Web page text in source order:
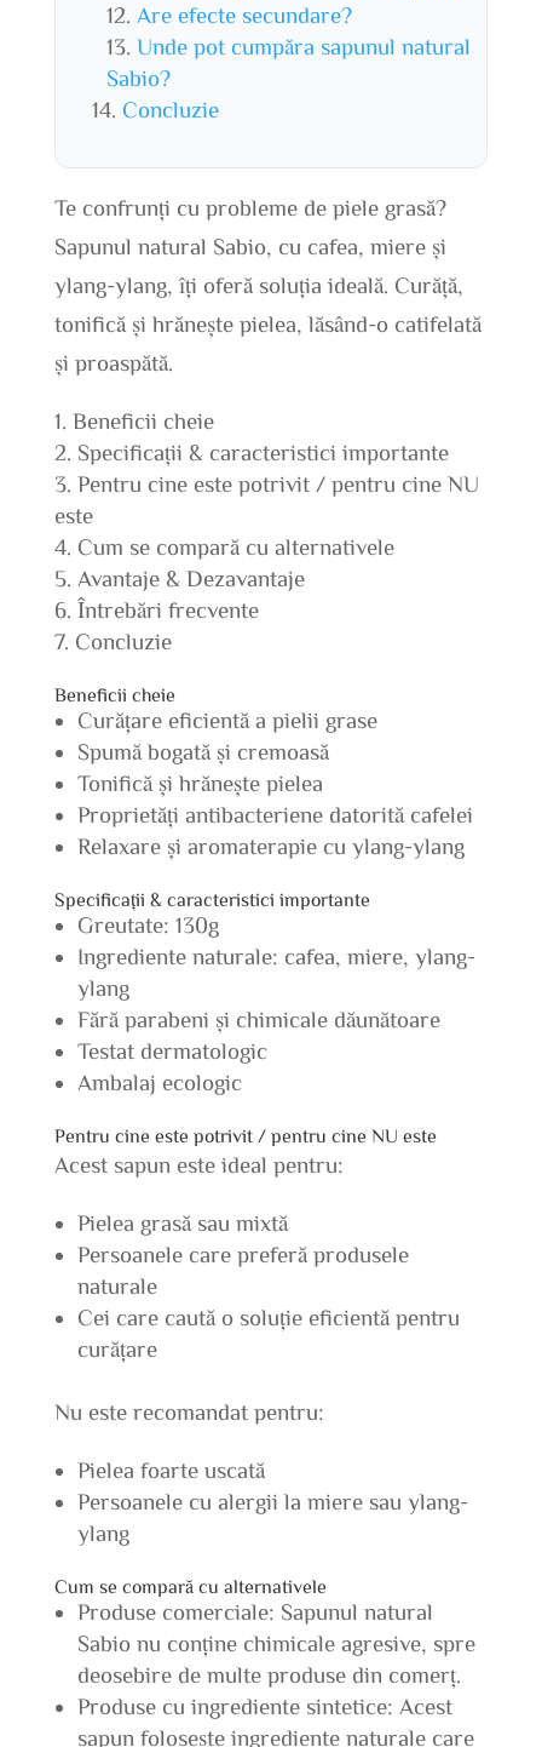
Are efecte secundare?
Unde pot cumpăra sapunul natural
Sabio?
Concluzie
Te confrunți cu probleme de piele grasă?
Sapunul natural Sabio, cu cafea, miere și
ylang-ylang, îți oferă soluția ideală. Curăță,
tonifică și hrănește pielea, lăsând-o catifelată
și proaspătă.
Beneficii cheie
Specificații & caracteristici importante
Pentru cine este potrivit / pentru cine NU
este
Cum se compară cu alternativele
Avantaje & Dezavantaje
Întrebări frecvente
Concluzie
Beneficii cheie
Curățare eficientă a pielii grase
Spumă bogată și cremoasă
Tonifică și hrănește pielea
Proprietăți antibacteriene datorită cafelei
Relaxare și aromaterapie cu ylang-ylang
Specificații & caracteristici importante
Greutate: 130g
Ingrediente naturale: cafea, miere, ylang-
ylang
Fără parabeni și chimicale dăunătoare
Testat dermatologic
Ambalaj ecologic
Pentru cine este potrivit / pentru cine NU este
Acest sapun este ideal pentru:
Pielea grasă sau mixtă
Persoanele care preferă produsele
naturale
Cei care caută o soluție eficientă pentru
curățare
Nu este recomandat pentru:
Pielea foarte uscată
Persoanele cu alergii la miere sau ylang-
ylang
Cum se compară cu alternativele
Produse comerciale: Sapunul natural
Sabio nu conține chimicale agresive, spre
deosebire de multe produse din comerț.
Produse cu ingrediente sintetice: Acest
sapun folosește ingrediente naturale care